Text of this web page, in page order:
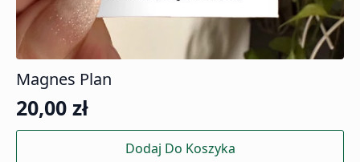
Magnes Plan
20,00 zł
Dodaj Do Koszyka